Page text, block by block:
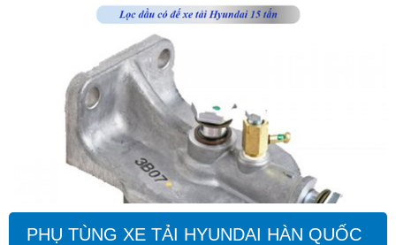
PHỤ TÙNG XE TẢI HYUNDAI HÀN QUỐC